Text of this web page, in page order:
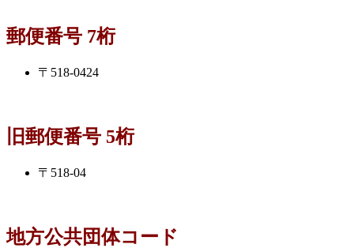
郵便番号 7桁
〒518-0424
旧郵便番号 5桁
〒518-04
地方公共団体コード